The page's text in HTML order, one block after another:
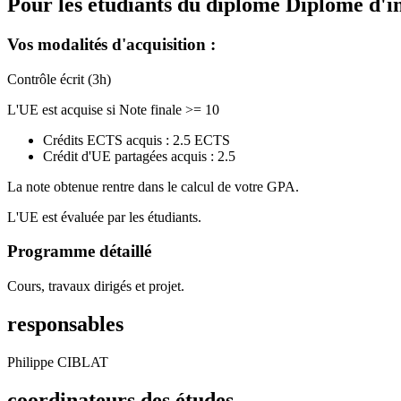
Vos modalités d'acquisition :
Contrôle écrit (3h)
L'UE est acquise si Note finale >= 10
Crédits ECTS acquis : 2.5 ECTS
Crédit d'UE partagées acquis : 2.5
La note obtenue rentre dans le calcul de votre GPA.
L'UE est évaluée par les étudiants.
Programme détaillé
Cours, travaux dirigés et projet.
responsables
Philippe CIBLAT